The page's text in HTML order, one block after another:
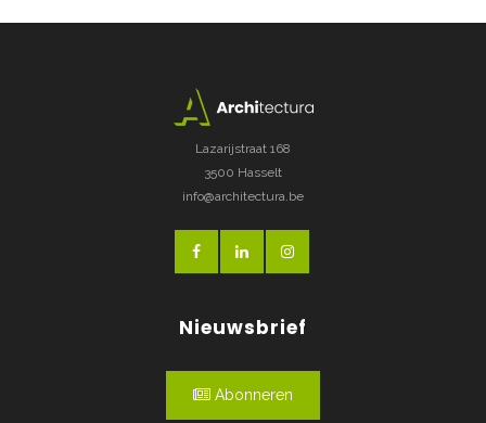
Lazarijstraat 168
3500 Hasselt
info@architectura.be
Nieuwsbrief
Abonneren